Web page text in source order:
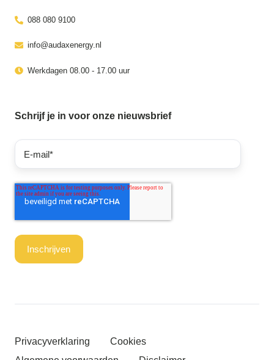
088 080 9100
info@audaxenergy.nl
Werkdagen 08.00 - 17.00 uur
Schrijf je in voor onze nieuwsbrief
Privacyverklaring
Cookies